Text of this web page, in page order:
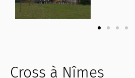
Cross à Nîmes